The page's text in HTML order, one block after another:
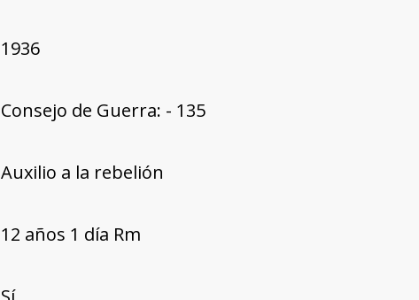
1936
Consejo de Guerra: - 135
Auxilio a la rebelión
12 años 1 día Rm